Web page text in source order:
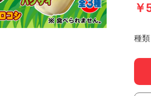
￥
種類